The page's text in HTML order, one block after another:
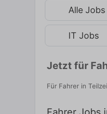
Alle Jobs
IT Jobs
Jetzt für
Für Fahrer in